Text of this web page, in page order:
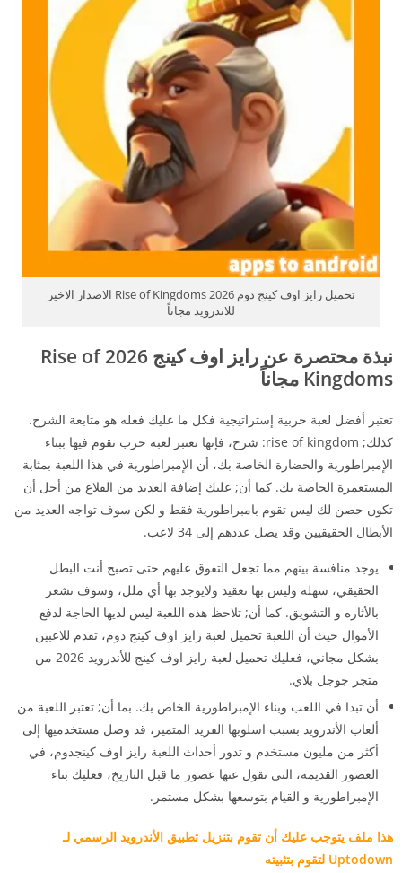
تحميل رايز اوف كينج دوم 2026 Rise of Kingdoms الاصدار الاخير
للاندرويد مجاناً
نبذة محتصرة عن رايز اوف كينج 2026 Rise of
Kingdoms مجاناً
تعتبر أفضل لعبة حربية إستراتيجية فكل ما عليك فعله هو متابعة الشرح.
كذلك; rise of kingdom: شرح، فإنها تعتبر لعبة حرب تقوم فيها ببناء
الإمبراطورية والحضارة الخاصة بك، أن الإمبراطورية في هذا اللعبة بمثابة
المستعمرة الخاصة بك. كما أن; عليك إضافة العديد من القلاع من أجل أن
تكون حصن لك ليس تقوم بامبراطورية فقط و لكن سوف تواجه العديد من
الأبطال الحقيقيين وقد يصل عددهم إلى 34 لاعب.
يوجد منافسة بينهم مما تجعل التفوق عليهم حتى تصبح أنت البطل
الحقيقي، سهلة وليس بها تعقيد ولايوجد بها أي ملل، وسوف تشعر
بالأثاره و التشويق. كما أن; تلاحظ هذه اللعبة ليس لديها الحاجة لدفع
الأموال حيث أن اللعبة تحميل لعبة رايز اوف كينج دوم، تقدم للاعبين
بشكل مجاني، فعليك تحميل لعبة رايز اوف كينج للأندرويد 2026 من
متجر جوجل بلاي.
أن تبدا في اللعب وبناء الإمبراطورية الخاص بك. بما أن; تعتبر اللعبة من
ألعاب الأندرويد بسبب اسلوبها الفريد المتميز، قد وصل مستخدميها إلى
أكثر من مليون مستخدم و تدور أحداث اللعبة رايز اوف كينجدوم، في
العصور القديمة، التي نقول عنها عصور ما قبل التاريخ، فعليك بناء
الإمبراطورية و القيام بتوسعها بشكل مستمر.
هذا ملف يتوجب عليك أن تقوم بتنزيل تطبيق الأندرويد الرسمي لـ
Uptodown لتقوم بتثبيته